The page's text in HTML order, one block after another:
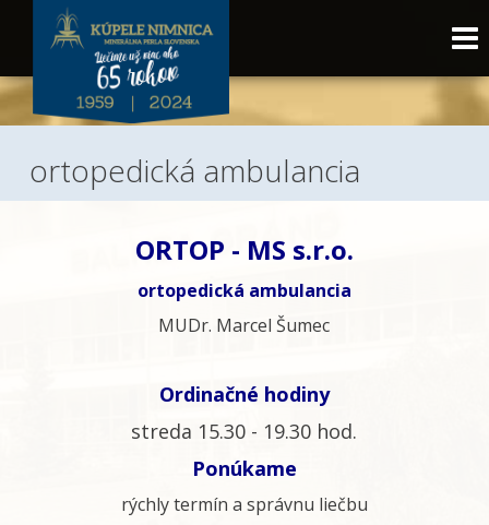
ortopedická ambulancia
ORTOP - MS s.r.o.
ortopedická ambulancia
MUDr. Marcel Šumec
Ordinačné hodiny
streda 15.30 - 19.30 hod.
Ponúkame
rýchly termín a správnu liečbu